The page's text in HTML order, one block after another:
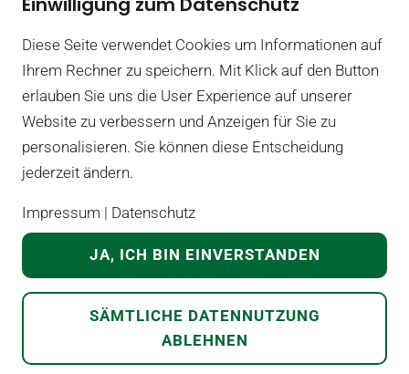
Priv.Uniform.Bürgerkorps Mattighofen
E-Mail:
KONTAKT
STARTSEITE
Diese Seite verwendet Cookies um Informationen auf
Ihrem Rechner zu speichern. Mit Klick auf den Button
erlauben Sie uns die User Experience auf unserer
Website zu verbessern und Anzeigen für Sie zu
personalisieren. Sie können diese Entscheidung
jederzeit ändern.
Impressum | Datenschutz
JA, ICH BIN EINVERSTANDEN
SÄMTLICHE DATENNUTZUNG
ABLEHNEN